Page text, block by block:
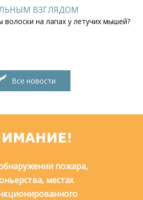
ВЗГЛЯДОМ
волоски на лапах у летучих мышей?
Все новости
пожара,
местах